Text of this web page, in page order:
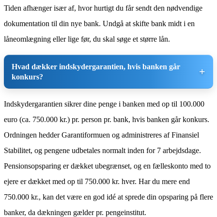
Tiden afhænger især af, hvor hurtigt du får sendt den nødvendige
dokumentation til din nye bank. Undgå at skifte bank midt i en
låneomlægning eller lige før, du skal søge et større lån.
Hvad dækker indskydergarantien, hvis banken går
konkurs?
Indskydergarantien sikrer dine penge i banken med op til 100.000
euro (ca. 750.000 kr.) pr. person pr. bank, hvis banken går konkurs.
Ordningen hedder Garantiformuen og administreres af Finansiel
Stabilitet, og pengene udbetales normalt inden for 7 arbejdsdage.
Pensionsopsparing er dækket ubegrænset, og en fælleskonto med to
ejere er dækket med op til 750.000 kr. hver. Har du mere end
750.000 kr., kan det være en god idé at sprede din opsparing på flere
banker, da dækningen gælder pr. pengeinstitut.